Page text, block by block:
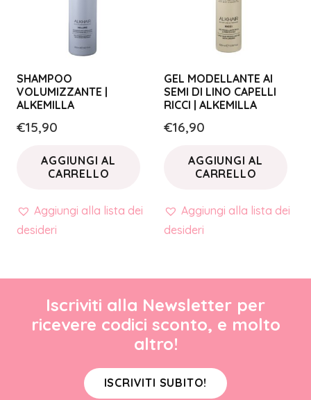
SHAMPOO
VOLUMIZZANTE |
ALKEMILLA
€15,90
AGGIUNGI AL
CARRELLO
Aggiungi alla lista dei
desideri
GEL MODELLANTE AI
SEMI DI LINO CAPELLI
RICCI | ALKEMILLA
€16,90
AGGIUNGI AL
CARRELLO
Aggiungi alla lista dei
desideri
Iscriviti alla Newsletter per
ricevere codici sconto, e molto
altro!
ISCRIVITI SUBITO!